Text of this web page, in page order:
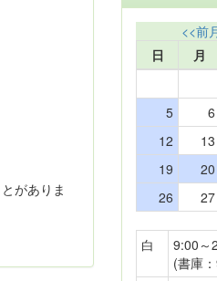
がありま
<<前
日
月
5
6
12
13
19
20
26
27
白
9:00～
(書庫